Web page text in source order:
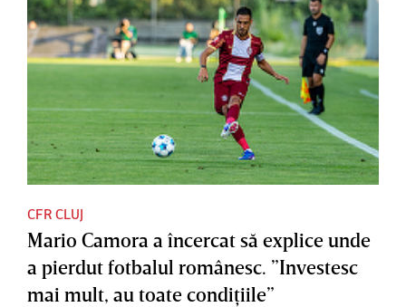
CFR CLUJ
Mario Camora a încercat să explice unde
a pierdut fotbalul românesc. ”Investesc
mai mult, au toate condiţiile”